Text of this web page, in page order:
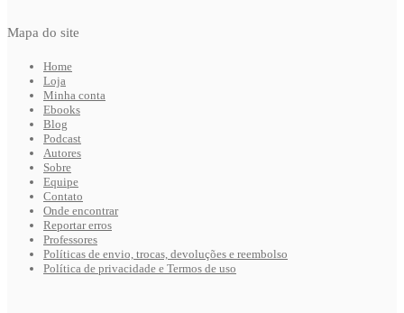
Mapa do site
Home
Loja
Minha conta
Ebooks
Blog
Podcast
Autores
Sobre
Equipe
Contato
Onde encontrar
Reportar erros
Professores
Políticas de envio, trocas, devoluções e reembolso
Política de privacidade e Termos de uso